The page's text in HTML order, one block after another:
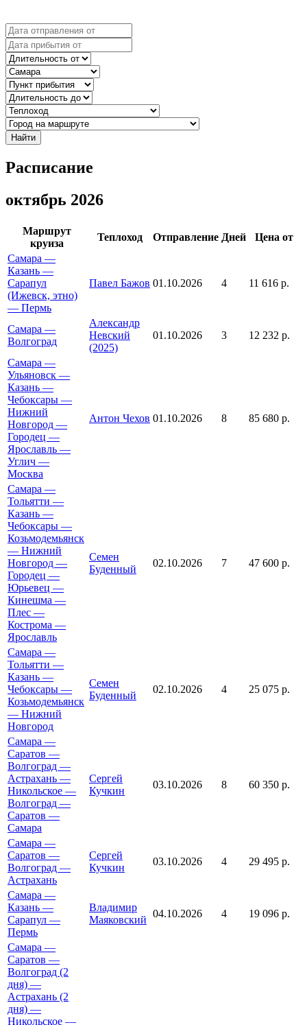
Найти
Расписание
октябрь 2026
Маршрут
круиза
Теплоход Отправление Дней
Цена от
Самара —
Казань —
Сарапул
(Ижевск, этно)
— Пермь
Павел Бажов 01.10.2026 4 11 616 р.
Самара —
Волгоград
Александр
Невский
(2025)
01.10.2026 3 12 232 р.
Самара —
Ульяновск —
Казань —
Чебоксары —
Нижний
Новгород —
Городец —
Ярославль —
Углич —
Москва
Антон Чехов 01.10.2026 8 85 680 р.
Самара —
Тольятти —
Казань —
Чебоксары —
Козьмодемьянск
— Нижний
Новгород —
Городец —
Юрьевец —
Кинешма —
Плес —
Кострома —
Ярославль
Семен
Буденный
02.10.2026 7 47 600 р.
Самара —
Тольятти —
Казань —
Чебоксары —
Козьмодемьянск
— Нижний
Новгород
Семен
Буденный
02.10.2026 4 25 075 р.
Самара —
Саратов —
Волгоград —
Астрахань —
Никольское —
Волгоград —
Саратов —
Самара
Сергей
Кучкин
03.10.2026 8 60 350 р.
Самара —
Саратов —
Волгоград —
Астрахань
Сергей
Кучкин
03.10.2026 4 29 495 р.
Самара —
Казань —
Сарапул —
Пермь
Владимир
Маяковский
04.10.2026 4 19 096 р.
Самара —
Саратов —
Волгоград (2
дня) —
Астрахань (2
дня) —
Никольское —